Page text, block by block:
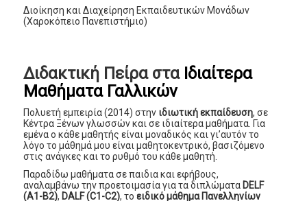
Διοίκηση και Διαχείρηση Εκπαιδευτικών Μονάδων
(Χαροκόπειο Πανεπιστήμιο)
Διδακτική Πείρα στα Ιδιαίτερα
Μαθήματα Γαλλικών
Πολυετή εμπειρία (2014) στην ιδιωτική εκπαίδευση, σε
Κέντρα Ξένων γλωσσών και σε ιδιαίτερα μαθήματα. Για
εμένα ο κάθε μαθητής είναι μοναδικός και γι’αυτόν το
λόγο το μάθημά μου είναι μαθητοκεντρικό, βασιζόμενο
στις ανάγκες και το ρυθμό του κάθε μαθητή.
Παραδίδω μαθήματα σε παιδια και εφήβους,
αναλαμβάνω την προετοιμασία για τα διπλώματα DELF
(A1-B2), DALF (C1-C2), τοειδικό μάθημα Πανελληνίων